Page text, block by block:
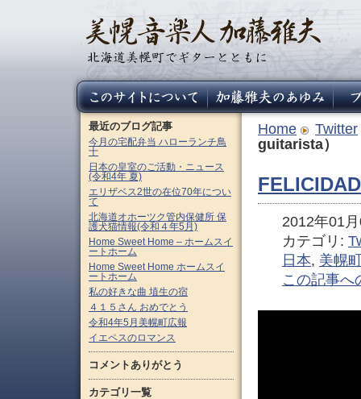
Home
Twitter
guitarista）
2012年01
カテゴリ:
日本, 美幌
この記事へ
最近のブログ記事
今月の宅配弁当 ハローランチ鳥
十
日本の皇室のご活動・ニュース
(令和4年 夏)
エリザベス2世の在位70年につい
て
北海道オホーツク管内保健所 保
護犬猫情報(令和４年5月)
Home Sweet Home – ホームスイ
ートホーム
Home Sweet Home ホームスイ
ートホーム
私の好きな曲 埴生の宿
４１５さん おめでとう
令和4年5月美幌町広報
イエペスのロマンス
コメントありがとう
カテゴリ一覧